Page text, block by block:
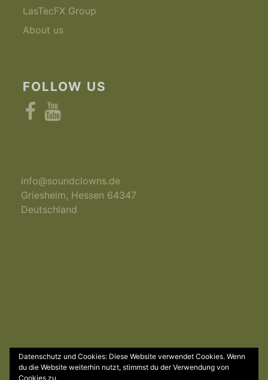
LasTecFX Group
About us
FOLLOW US
FacebookYouTube
info@soundclowns.de
Griesheim, Hessen 64347
Deutschland
© 2018 by Soundclowns | powered byEXTRABYTE
Datenschutz und Cookies: Diese Website verwendet Cookies. Wenn
du die Website weiterhin nutzt, stimmst du der Verwendung von
Cookies zu.